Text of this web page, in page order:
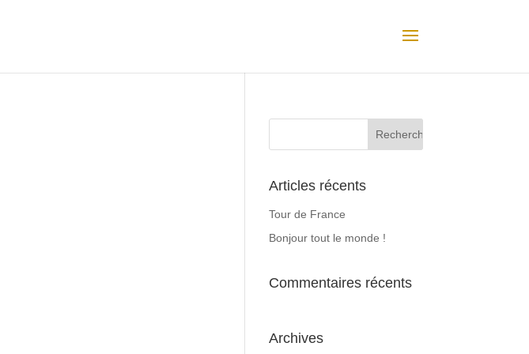
Articles récents
Tour de France
Bonjour tout le monde !
Commentaires récents
Archives